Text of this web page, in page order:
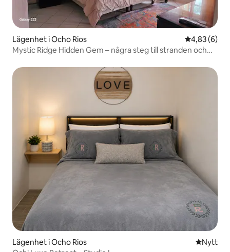
Lägenhet i Ocho Rios 4,83 av 5 i
4,83 (6)
Mystic Ridge Hidden Gem – några steg till stranden och
Lägenhet i Ocho Rios NyttNytt